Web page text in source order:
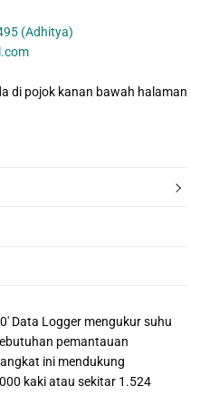
(Adhitya)
di pojok kanan bawah halaman
Data Logger mengukur suhu
pemantauan
ini mendukung
kaki atau sekitar 1.524